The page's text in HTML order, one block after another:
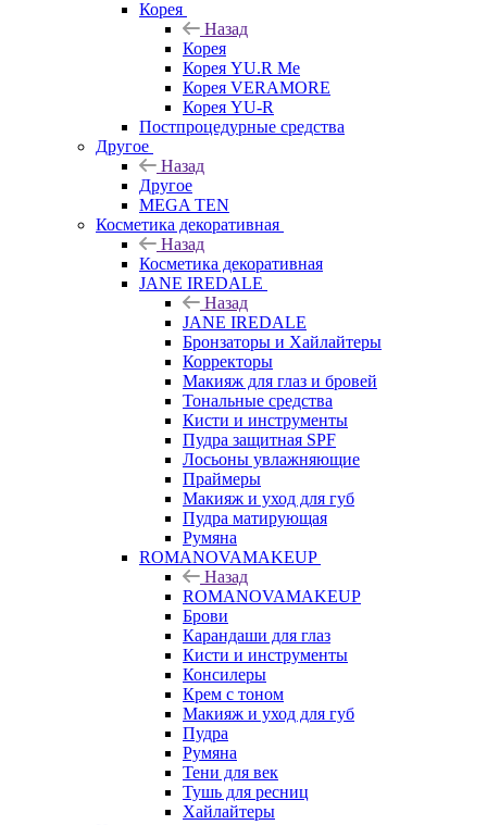
Корея
Назад
Корея
Корея YU.R Me
Корея VERAMORE
Корея YU-R
Постпроцедурные средства
Другое
Назад
Другое
MEGA TEN
Косметика декоративная
Назад
Косметика декоративная
JANE IREDALE
Назад
JANE IREDALE
Бронзаторы и Хайлайтеры
Корректоры
Макияж для глаз и бровей
Тональные средства
Кисти и инструменты
Пудра защитная SPF
Лосьоны увлажняющие
Праймеры
Макияж и уход для губ
Пудра матирующая
Румяна
ROMANOVAMAKEUP
Назад
ROMANOVAMAKEUP
Брови
Карандаши для глаз
Кисти и инструменты
Консилеры
Крем с тоном
Макияж и уход для губ
Пудра
Румяна
Тени для век
Тушь для ресниц
Хайлайтеры